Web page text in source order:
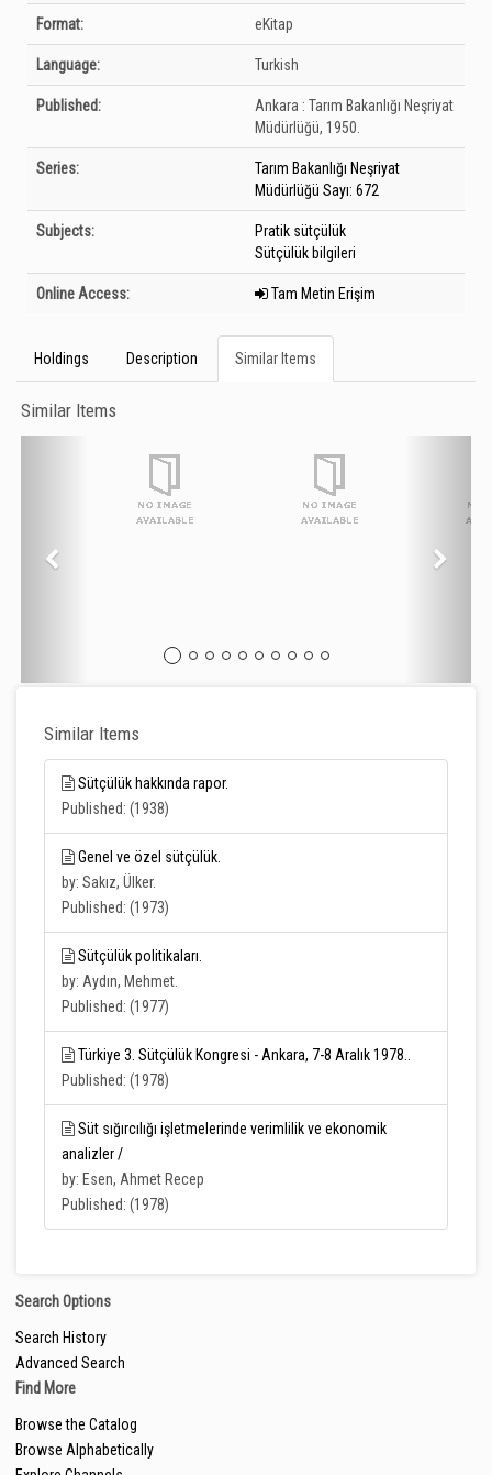
Format: eKitap
Language: Turkish
Published: Ankara : Tarım Bakanlığı Neşriyat
Müdürlüğü, 1950.
Series:
Tarım Bakanlığı Neşriyat
Müdürlüğü Sayı: 672
Subjects:
Pratik sütçülük
Sütçülük bilgileri
Online Access: Tam Metin Erişim
Holdings Description Similar Items
Similar Items
Similar Items
Sütçülük hakkında rapor.
Published: (1938)
Genel ve özel sütçülük.
by: Sakız, Ülker.
Published: (1973)
Sütçülük politikaları.
by: Aydın, Mehmet.
Published: (1977)
Türkiye 3. Sütçülük Kongresi - Ankara, 7-8 Aralık 1978..
Published: (1978)
Süt sığırcılığı işletmelerinde verimlilik ve ekonomik
analizler /
by: Esen, Ahmet Recep
Published: (1978)
Search Options
Search History
Advanced Search
Find More
Browse the Catalog
Browse Alphabetically